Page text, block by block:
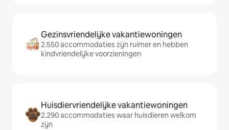
Gezinsvriendelijke vakantiewoningen
2.550 accommodaties zijn ruimer en hebben
kindvriendelijke voorzieningen
Huisdiervriendelijke vakantiewoningen
2.290 accommodaties waar huisdieren welkom
zijn